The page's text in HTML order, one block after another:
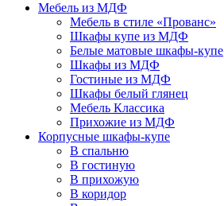
Мебель из МДФ
Мебель в стиле «Прованс»
Шкафы купе из МДФ
Белые матовые шкафы-купе
Шкафы из МДФ
Гостиные из МДФ
Шкафы белый глянец
Мебель Классика
Прихожие из МДФ
Корпусные шкафы-купе
В спальню
В гостиную
В прихожую
В коридор